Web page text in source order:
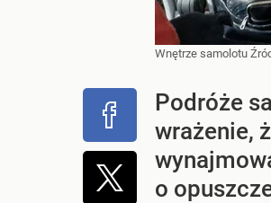
Wnętrze samolotu
Podróże
wrażenie,
o